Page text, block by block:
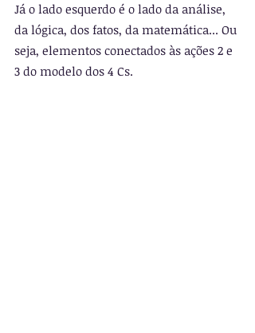
Já o lado esquerdo é o lado da análise,
da lógica, dos fatos, da matemática... Ou
seja, elementos conectados às ações 2 e
3 do modelo dos 4 Cs.